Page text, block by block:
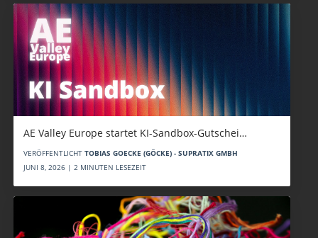
AE Valley Europe startet KI-Sandbox-Gutschei…
VERÖFFENTLICHT TOBIAS GOECKE (GÖCKE) - SUPRATIX GMBH
JUNI 8, 2026 | 2 MINUTEN LESEZEIT